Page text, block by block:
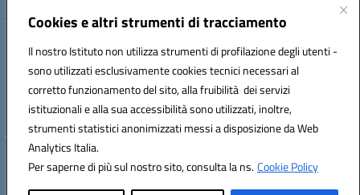
Cookies e altri strumenti di tracciamento
Il nostro Istituto non utilizza strumenti di profilazione degli utenti -
sono utilizzati esclusivamente cookies tecnici necessari al
corretto funzionamento del sito, alla fruibilità dei servizi
istituzionali e alla sua accessibilità sono utilizzati, inoltre,
strumenti statistici anonimizzati messi a disposizione da Web
Analytics Italia.
Per saperne di più sul nostro sito, consulta la ns.Cookie Policy
Indirizzo: VIA BRECCIAME, 46 - 81024 MADDALONI (CE)
Mail: CEIC8AU001@istruzione.it - Pec: CEIC8AU001@pec.istruzione.it -
Telefono: 0823408721
Meccanografico: CEIC8AU001
Codice fiscale: 93086080616
Hosting & Powered by 3D Solution S.r.l.
Concept & Design by Designers Italia